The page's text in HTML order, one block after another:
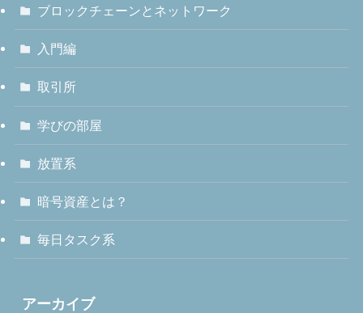
ブロックチェーンとネットワーク
入門編
取引所
学びの部屋
放置系
暗号資産とは？
毎日タスク系
アーカイブ